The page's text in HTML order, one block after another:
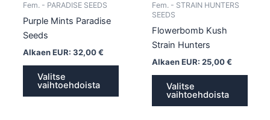
Fem. - PARADISE SEEDS
Purple Mints Paradise
Seeds
Alkaen EUR: 32,00€
Valitse
vaihtoehdoista
Fem. - STRAIN HUNTERS
SEEDS
Flowerbomb Kush
Strain Hunters
Alkaen EUR: 25,00€
Valitse
vaihtoehdoista